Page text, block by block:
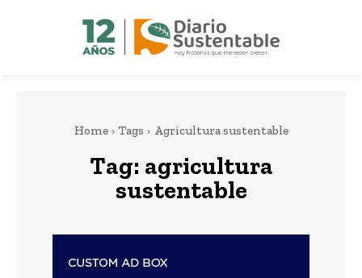
Home Tags Agricultura sustentable
Tag: agricultura
sustentable